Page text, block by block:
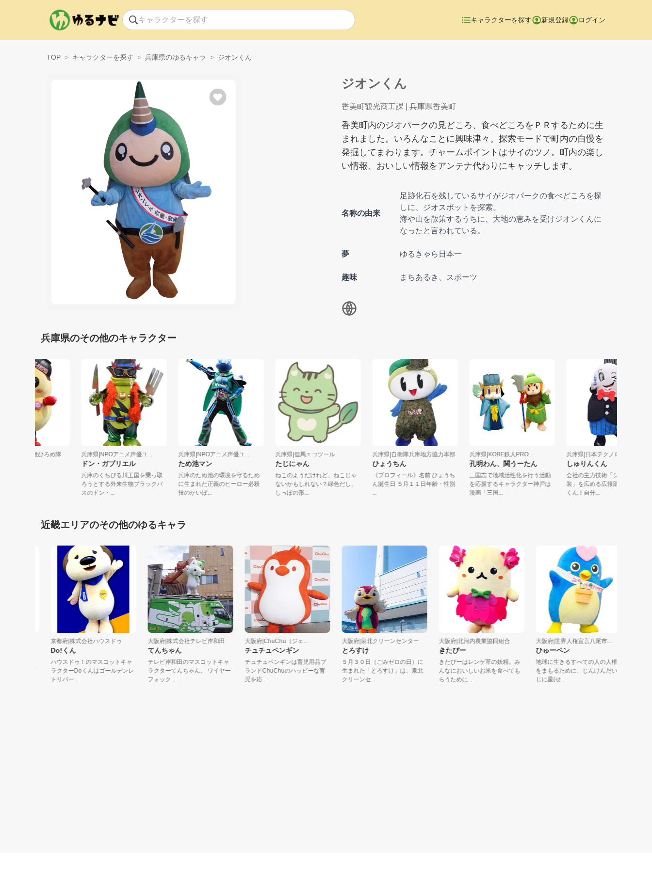
キャラクターを探す 新規登録 ログイン
TOP キャラクターを探す 兵庫県のゆるキャラ ジオンくん
ジオンくん
香美町観光商工課 | 兵庫県香美町
香美町内のジオパークの見どころ、食べどころをＰＲするために生
まれました。いろんなことに興味津々。探索モードで町内の自慢を
発掘してまわります。チャームポイントはサイのツノ。町内の楽し
い情報、おいしい情報をアンテナ代わりにキャッチします。
名称の由来
足跡化石を残しているサイがジオパークの食べどころを探
しに、ジオスポットを探索。
海や山を散策するうちに、大地の恵みを受けジオンくんに
なったと言われている。
夢 ゆるきゃら日本一
趣味 まちあるき、スポーツ
兵庫県のその他のキャラクター
庫県|あかし玉子焼ひろめ隊 兵庫県|NPOアニメ声優ユ...
ドン・ガブリエル
兵庫のくちびる川王国を乗っ取
ろうとする外来生物ブラックバ
スのドン・...
兵庫県|NPOアニメ声優ユ...
ため池マン
兵庫のため池の環境を守るため
に生まれた正義のヒーロー必殺
技のかいぼ...
兵庫県|但馬エコツール
たじにゃん
ねこのようだけれど、ねこじゃ
ないかもしれない？緑色だし、
しっぽの形...
兵庫県|自衛隊兵庫地方協力本部
ひょうちん
《プロフィール》名前 ひょうち
ん誕生日 ５月１１日年齢・性別
兵庫県|KOBE鉄人PRO...
孔明わん、関うーたん
三国志で地域活性化を行う活動
を応援するキャラクター神戸は
漫画「三国...
兵庫県|日本テクノロジーソ
しゅりんくん
会社の主力技術「シュリン
装」を広める広報部長しゅ
くん！自分...
近畿エリアのその他のゆるキャラ
京都府|株式会社ハウスドゥ
Do!くん
ハウスドゥ！のマスコットキャ
ラクターDoくんはゴールデンレ
トリバー...
大阪府|株式会社テレビ岸和田
てんちゃん
テレビ岸和田のマスコットキャ
ラクターてんちゃん。 ワイヤー
フォック...
大阪府|ChuChu（ジェ...
チュチュペンギン
チュチュペンギンは育児用品ブ
ランドChuChuのハッピーな育
児を応...
大阪府|泉北クリーンセンター
とろすけ
５月３０日（ごみゼロの日）に
生まれた「とろすけ」は、泉北
クリーンセ...
大阪府|北河内農業協同組合
きたぴー
きたぴーはレンゲ草の妖精。み
んなにおいしいお米を食べても
らうために...
大阪府|世界人権宣言八尾市...
ひゅーペン
地球に生きるすべての人の人権
をまもるために、じんけんだい
じに星(せ...